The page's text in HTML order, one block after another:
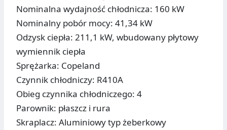
Nominalna wydajność chłodnicza: 160 kW
Nominalny pobór mocy: 41,34 kW
Odzysk ciepła: 211,1 kW, wbudowany płytowy
wymiennik ciepła
Sprężarka: Copeland
Czynnik chłodniczy: R410A
Obieg czynnika chłodniczego: 4
Parownik: płaszcz i rura
Skraplacz: Aluminiowy typ żeberkowy